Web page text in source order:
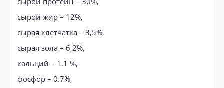
сырой жир – 12%,
сырая клетчатка – 3,5%,
сырая зола – 6,2%,
кальций – 1.1 %,
фосфор – 0.7%,